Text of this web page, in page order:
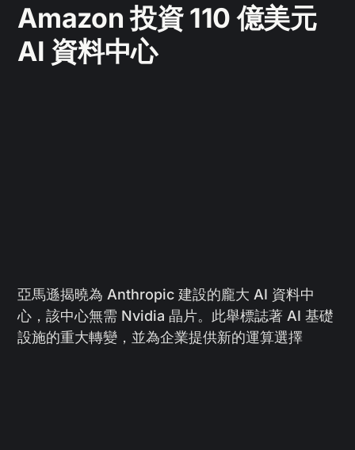
Amazon 投資 110 億美元
AI 資料中心
亞馬遜揭曉為 Anthropic 建設的龐大 AI 資料中
心，該中心無需 Nvidia 晶片。此舉標誌著 AI 基礎
設施的重大轉變，並為企業提供新的運算選擇